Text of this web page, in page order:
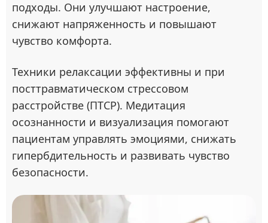
подходы. Они улучшают настроение,
снижают напряженность и повышают
чувство комфорта.
Техники релаксации эффективны и при
посттравматическом стрессовом
расстройстве (ПТСР). Медитация
осознанности и визуализация помогают
пациентам управлять эмоциями, снижать
гипербдительность и развивать чувство
безопасности.